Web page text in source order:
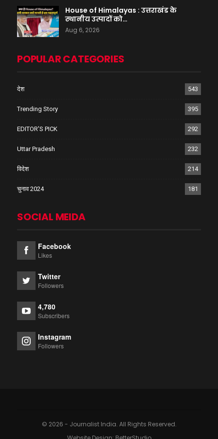
House of Himalayas : उत्तराखंड के
स्थानीय उत्पादों को…
Aug 6, 2026
POPULAR CATEGORIES
देश 543
Trending Story 395
EDITOR'S PICK 292
Uttar Pradesh 232
विदेश 214
चुनाव 2024 181
SOCIAL MEIDA
Facebook
Likes
Twitter
Followers
4,780
Subscribers
Instagram
Followers
© 2026 - Journalist India. All Rights Reserved.